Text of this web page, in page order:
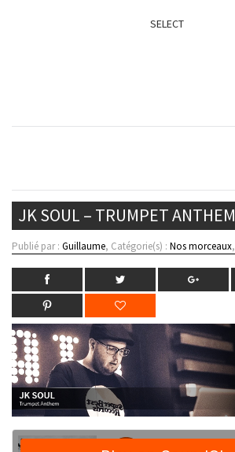
SELECT
JK SOUL – TRUMPET ANTHEM
Publié par : Guillaume, Catégorie(s) : Nos morceaux,